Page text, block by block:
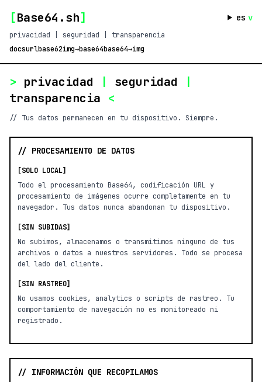
[Base64.sh] es v
privacidad | seguridad | transparencia
docsurlbase62img→base64base64→img
> privacidad | seguridad
|
transparencia <
// Tus datos permanecen en tu dispositivo. Siempre.
// PROCESAMIENTO DE DATOS
[SOLO LOCAL]
Todo el procesamiento Base64, codificación URL y
procesamiento de imágenes ocurre completamente en tu
navegador. Tus datos nunca abandonan tu dispositivo.
[SIN SUBIDAS]
No subimos, almacenamos o transmitimos ninguno de tus
archivos o datos a nuestros servidores. Todo se procesa
del lado del cliente.
[SIN RASTREO]
No usamos cookies, analytics o scripts de rastreo. Tu
comportamiento de navegación no es monitoreado ni
registrado.
// INFORMACIÓN QUE RECOPILAMOS